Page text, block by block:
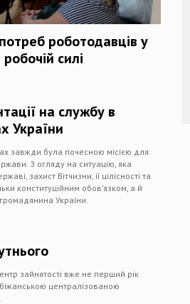
роботодавців у
силі
на службу в
України
завжди була почесною місією для
З огляду на ситуацію, яка
захист Вітчизни, її цілісності та
конституційним обов’язком, а й
України.
зайнятості вже не перший рік
централізованою